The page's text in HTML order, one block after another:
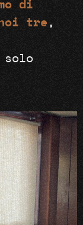
di
noi tre ,
solo